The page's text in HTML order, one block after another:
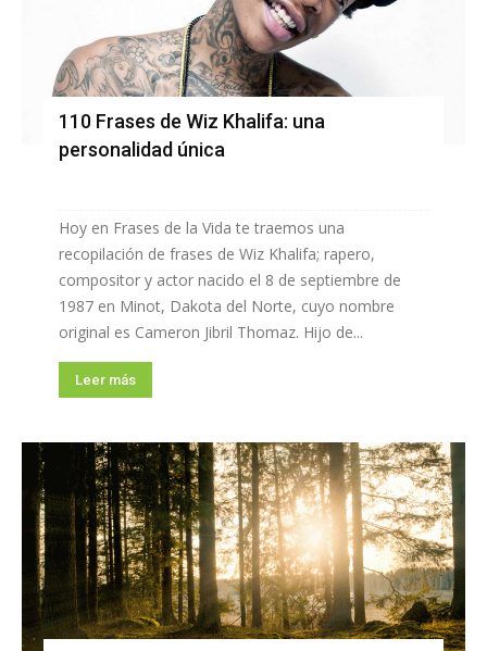
110 Frases de Wiz Khalifa: una
personalidad única
Hoy en Frases de la Vida te traemos una
recopilación de frases de Wiz Khalifa; rapero,
compositor y actor nacido el 8 de septiembre de
1987 en Minot, Dakota del Norte, cuyo nombre
original es Cameron Jibril Thomaz. Hijo de...
Leer más